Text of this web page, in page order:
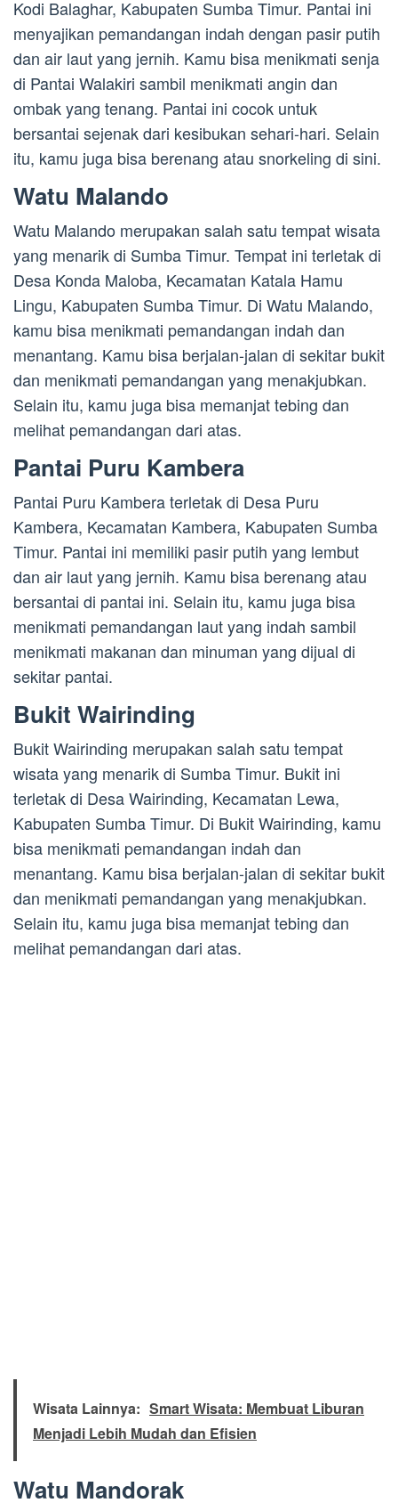
Kodi Balaghar, Kabupaten Sumba Timur. Pantai ini
menyajikan pemandangan indah dengan pasir putih
dan air laut yang jernih. Kamu bisa menikmati senja
di Pantai Walakiri sambil menikmati angin dan
ombak yang tenang. Pantai ini cocok untuk
bersantai sejenak dari kesibukan sehari-hari. Selain
itu, kamu juga bisa berenang atau snorkeling di sini.
Watu Malando
Watu Malando merupakan salah satu tempat wisata
yang menarik di Sumba Timur. Tempat ini terletak di
Desa Konda Maloba, Kecamatan Katala Hamu
Lingu, Kabupaten Sumba Timur. Di Watu Malando,
kamu bisa menikmati pemandangan indah dan
menantang. Kamu bisa berjalan-jalan di sekitar bukit
dan menikmati pemandangan yang menakjubkan.
Selain itu, kamu juga bisa memanjat tebing dan
melihat pemandangan dari atas.
Pantai Puru Kambera
Pantai Puru Kambera terletak di Desa Puru
Kambera, Kecamatan Kambera, Kabupaten Sumba
Timur. Pantai ini memiliki pasir putih yang lembut
dan air laut yang jernih. Kamu bisa berenang atau
bersantai di pantai ini. Selain itu, kamu juga bisa
menikmati pemandangan laut yang indah sambil
menikmati makanan dan minuman yang dijual di
sekitar pantai.
Bukit Wairinding
Bukit Wairinding merupakan salah satu tempat
wisata yang menarik di Sumba Timur. Bukit ini
terletak di Desa Wairinding, Kecamatan Lewa,
Kabupaten Sumba Timur. Di Bukit Wairinding, kamu
bisa menikmati pemandangan indah dan
menantang. Kamu bisa berjalan-jalan di sekitar bukit
dan menikmati pemandangan yang menakjubkan.
Selain itu, kamu juga bisa memanjat tebing dan
melihat pemandangan dari atas.
Wisata Lainnya: Smart Wisata: Membuat Liburan
Menjadi Lebih Mudah dan Efisien
Watu Mandorak